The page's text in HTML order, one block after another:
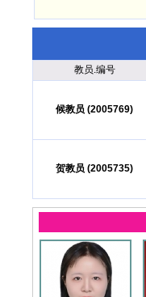
教员.编号
候教员 (2005769)
贺教员 (2005735)